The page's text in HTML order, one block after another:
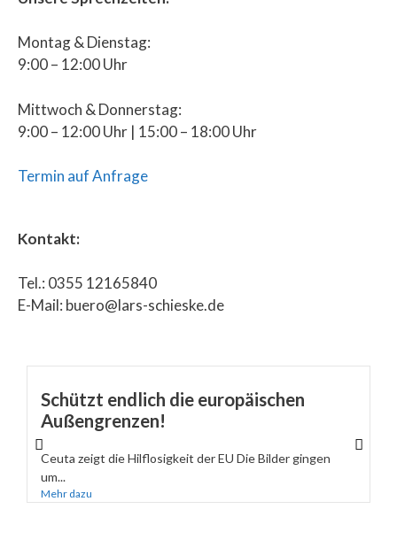
Montag & Dienstag:
9:00 – 12:00 Uhr
Mittwoch & Donnerstag:
9:00 – 12:00 Uhr | 15:00 – 18:00 Uhr
Termin auf Anfrage
Kontakt:
Tel.: 0355 12165840
E-Mail: buero@lars-schieske.de
Schützt endlich die europäischen
Außengrenzen!
Ceuta zeigt die Hilflosigkeit der EU Die Bilder gingen
um...
Mehr dazu